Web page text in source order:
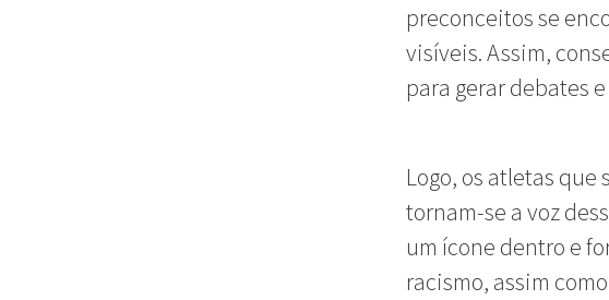
preconceitos se
visíveis. Assim,
para gerar debates
Logo, os atletas
tornam-se a voz
um ícone dentro e
racismo, assim